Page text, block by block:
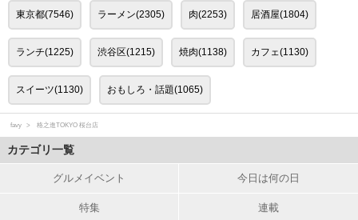
東京都(7546) ラーメン(2305) 肉(2253) 居酒屋(1804)
ランチ(1225) 渋谷区(1215) 焼肉(1138) カフェ(1130)
スイーツ(1130) おもしろ・話題(1065)
favy 格之進TOKYO 桜台店
カテゴリ一覧
グルメイベント 今日は何の日
特集 連載